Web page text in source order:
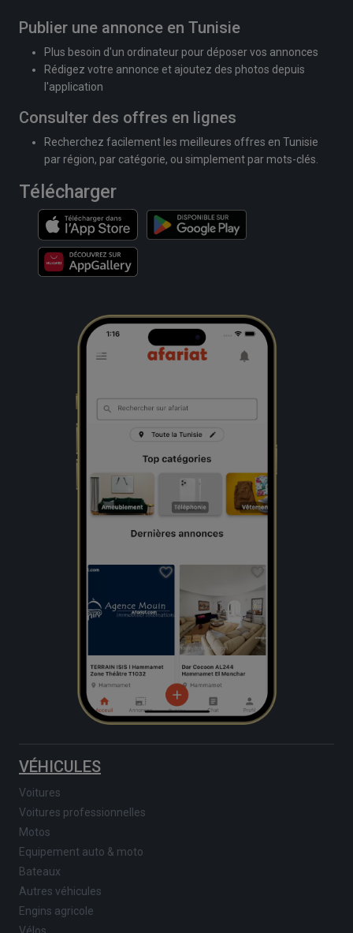
Publier une annonce en Tunisie
Plus besoin d'un ordinateur pour déposer vos annonces
Rédigez votre annonce et ajoutez des photos depuis
l'application
Consulter des offres en lignes
Recherchez facilement les meilleures offres en Tunisie
par région, par catégorie, ou simplement par mots-clés.
Télécharger
VÉHICULES
Voitures
Voitures professionnelles
Motos
Equipement auto & moto
Bateaux
Autres véhicules
Engins agricole